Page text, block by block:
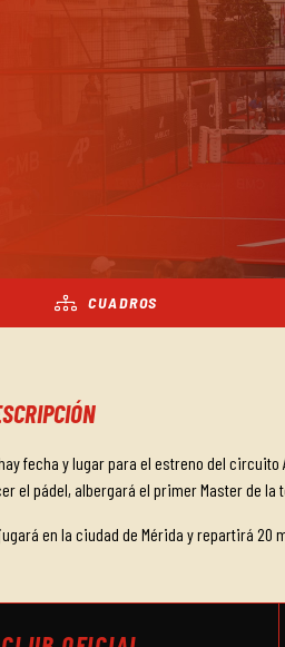
CUADROS
fecha y lugar para el estreno del circuito
el pádel, albergará el primer Master de la
en la ciudad de Mérida y repartirá 20